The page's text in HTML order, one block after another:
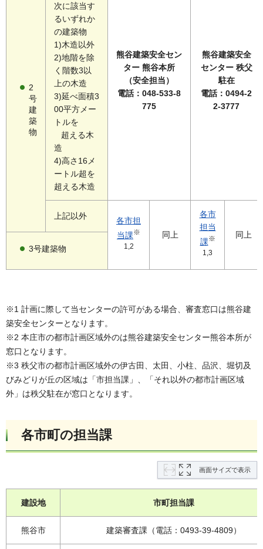
熊谷建築安全セン
ター 熊谷本所
（安全担当）
電話：048-533-8
775
熊谷建築安全
センター 秩父
駐在
電話：0494-2
2-3777
2
号
建
築
物
次に該当す
るいずれか
の建築物
1)木造以外
2)地階を除
く階数3以
上の木造
3)延べ面積3
00平方メー
トルを
超える木
造
4)高さ16メ
ートル超を
超える木造
上記以外
各市担
当課※
1,2
同上
各市
担当
課※
1,3
同上
3号建築物
※1 計画に際して当センターの許可がある場合、審査窓口は熊谷建
築安全センターとなります。
※2 本庄市の都市計画区域外のは熊谷建築安全センター熊谷本所が
窓口となります。
※3 秩父市の都市計画区域外の伊古田、太田、小柱、品沢、堀切及
びみどりが丘の区域は「市担当課」、「それ以外の都市計画区域
外」は秩父駐在が窓口となります。
各市町の担当課
画面サイズで表示
建設地 市町担当課
熊谷市 建築審査課（電話：0493-39-4809）